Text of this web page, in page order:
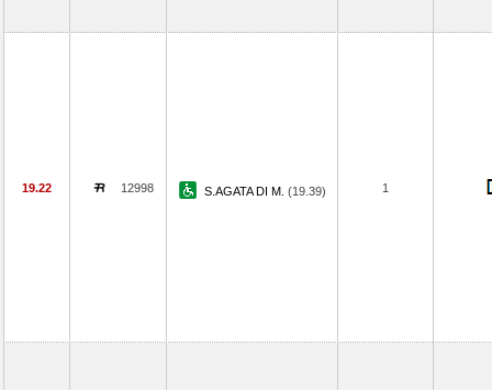
19.22 12998 S.AGATA DI M. (19.39) 1